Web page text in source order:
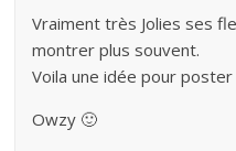
Vraiment très Jolies ses
montrer plus souvent.
Voila une idée pour
Owzy 🙂